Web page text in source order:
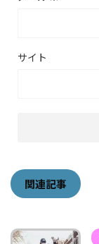
サイト
関連記事